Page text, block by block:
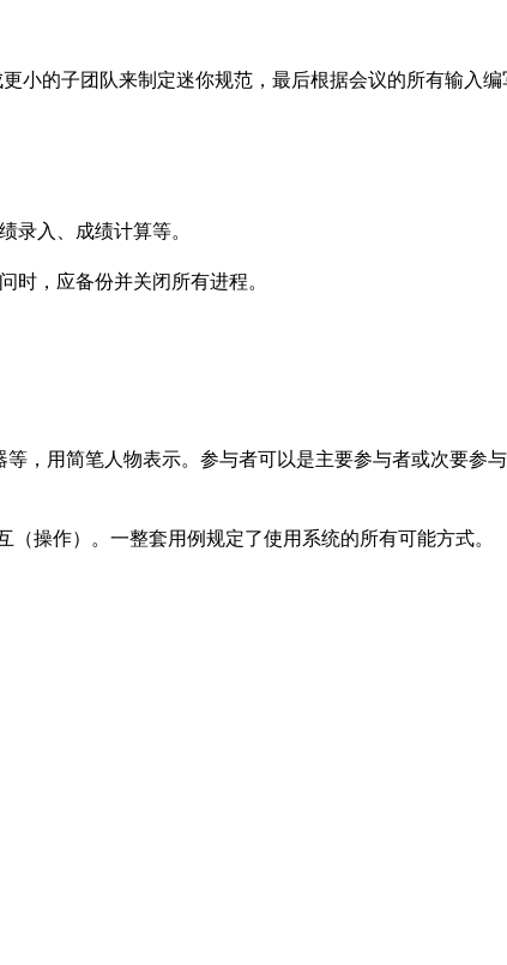
小的子团队来制定迷你规范，最后根据会议的所有输入编
录入、成绩计算等。
时，应备份并关闭所有进程。
，用简笔人物表示。参与者可以是主要参与者或次要参与
（操作）。一整套用例规定了使用系统的所有可能方式。